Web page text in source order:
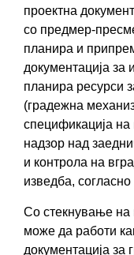
проектна
со предмер-
планира и
документација за
планира ресурси
(градежна
спецификација
надзор над
и контрола на
изведба,
Со стекнување на
може да работи
документација за